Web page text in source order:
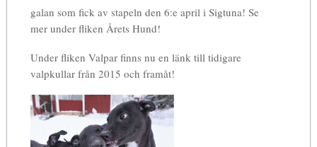
galan som fick av stapeln den 6:e april i Sigtuna! Se
mer under fliken Årets Hund!
Under fliken Valpar finns nu en länk till tidigare
valpkullar från 2015 och framåt!